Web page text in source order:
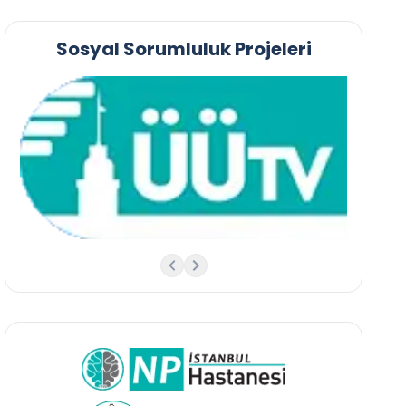
Sosyal Sorumluluk Projeleri